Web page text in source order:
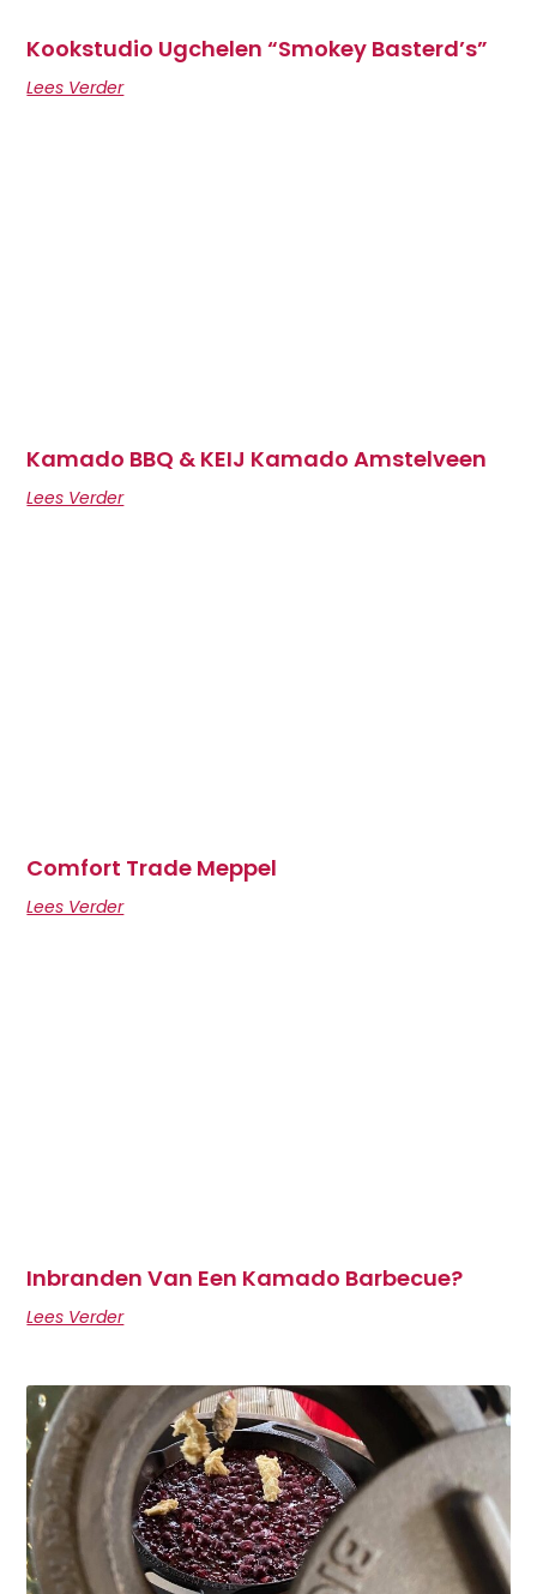
Kookstudio Ugchelen “Smokey Basterd’s”
Lees Verder
Kamado BBQ & KEIJ Kamado Amstelveen
Lees Verder
Comfort Trade Meppel
Lees Verder
Inbranden Van Een Kamado Barbecue?
Lees Verder